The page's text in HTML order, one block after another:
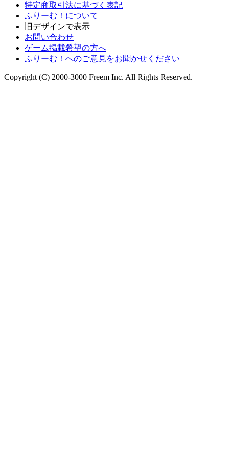
特定商取引法に基づく表記
ふりーむ！について
旧デザインで表示
お問い合わせ
ゲーム掲載希望の方へ
ふりーむ！へのご意見をお聞かせください
Copyright (C) 2000-3000 Freem Inc. All Rights Reserved.